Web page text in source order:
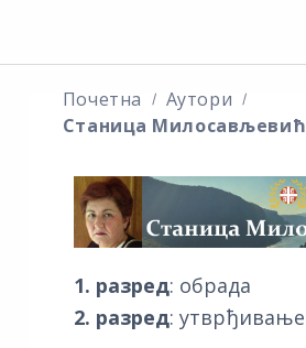
Почетна
Аутори
Станица Милосављевић
1. разред: обрада
2. разред: утврђивање